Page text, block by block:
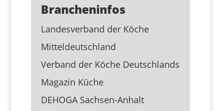
Brancheninfos
Landesverband der Köche
Mitteldeutschland
Verband der Köche Deutschlands
Magazin Küche
DEHOGA Sachsen-Anhalt